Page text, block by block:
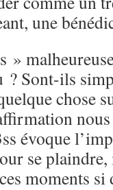
une
»
? Sont-ils
chose
évoque
se
moments